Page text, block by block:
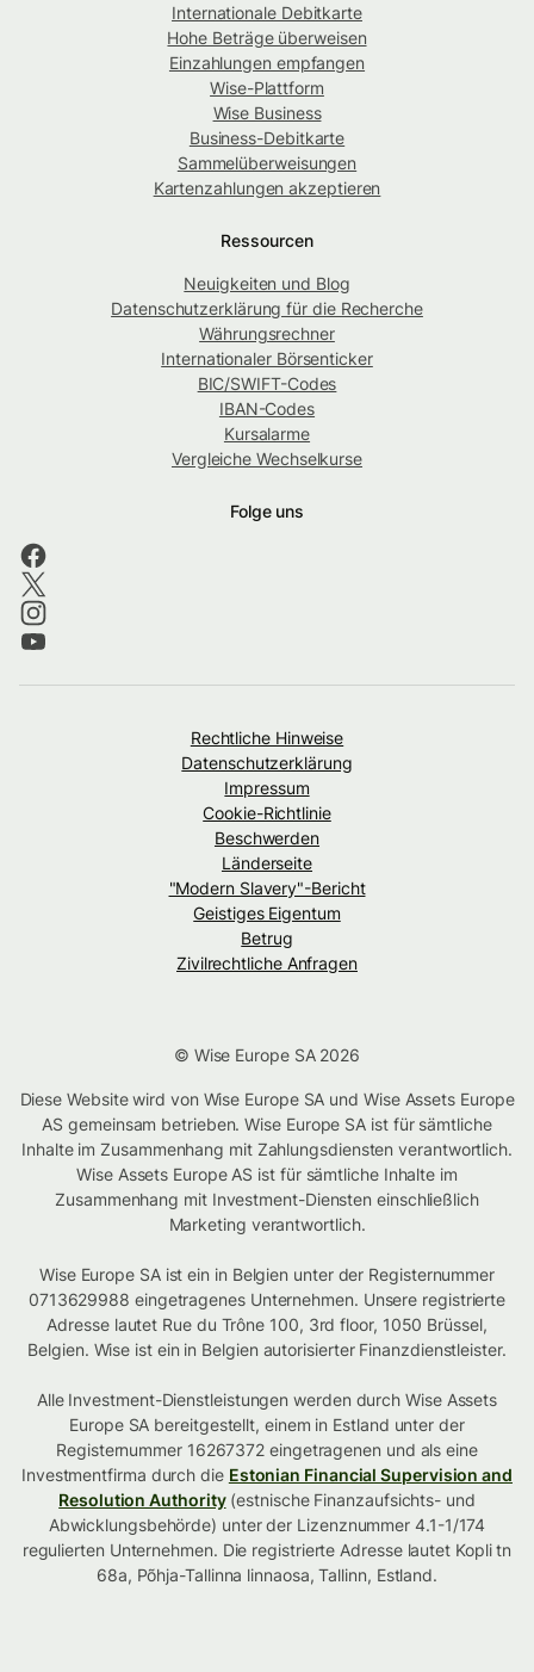
Internationale Debitkarte
Hohe Beträge überweisen
Einzahlungen empfangen
Wise-Plattform
Wise Business
Business-Debitkarte
Sammelüberweisungen
Kartenzahlungen akzeptieren
Ressourcen
Neuigkeiten und Blog
Datenschutzerklärung für die Recherche
Währungsrechner
Internationaler Börsenticker
BIC/SWIFT-Codes
IBAN-Codes
Kursalarme
Vergleiche Wechselkurse
Folge uns
Rechtliche Hinweise
Datenschutzerklärung
Impressum
Cookie-Richtlinie
Beschwerden
Länderseite
"Modern Slavery"-Bericht
Geistiges Eigentum
Betrug
Zivilrechtliche Anfragen
© Wise Europe SA 2026
Diese Website wird von Wise Europe SA und Wise Assets Europe
AS gemeinsam betrieben. Wise Europe SA ist für sämtliche
Inhalte im Zusammenhang mit Zahlungsdiensten verantwortlich.
Wise Assets Europe AS ist für sämtliche Inhalte im
Zusammenhang mit Investment-Diensten einschließlich
Marketing verantwortlich.
Wise Europe SA ist ein in Belgien unter der Registernummer
0713629988 eingetragenes Unternehmen. Unsere registrierte
Adresse lautet Rue du Trône 100, 3rd floor, 1050 Brüssel,
Belgien. Wise ist ein in Belgien autorisierter Finanzdienstleister.
Alle Investment-Dienstleistungen werden durch Wise Assets
Europe SA bereitgestellt, einem in Estland unter der
Registernummer 16267372 eingetragenen und als eine
Investmentfirma durch die Estonian Financial Supervision and
Resolution Authority(estnische Finanzaufsichts- und
Abwicklungsbehörde) unter der Lizenznummer 4.1-1/174
regulierten Unternehmen. Die registrierte Adresse lautet Kopli tn
68a, Põhja-Tallinna linnaosa, Tallinn, Estland.